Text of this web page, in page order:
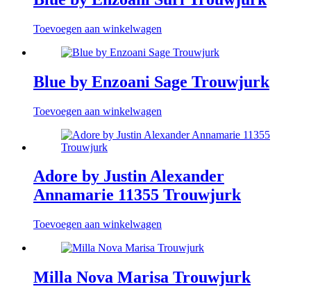
Toevoegen aan winkelwagen
Blue by Enzoani Sage Trouwjurk
Toevoegen aan winkelwagen
Adore by Justin Alexander
Annamarie 11355 Trouwjurk
Toevoegen aan winkelwagen
Milla Nova Marisa Trouwjurk